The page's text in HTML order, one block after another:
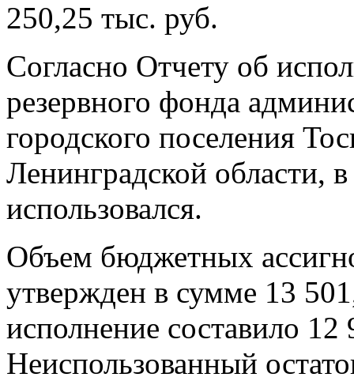
250,25 тыс. руб.
Согласно Отчету об
резервного фонда
городского поселения
Ленинградской области,
использовался.
Объем бюджетных
утвержден в сумме 13
исполнение составило
Неиспользованный